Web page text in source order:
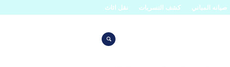
صيانه المباني كشف التسربات نقل اثاث